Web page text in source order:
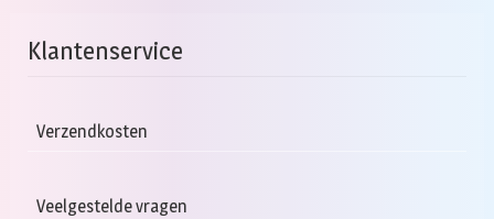
Klantenservice
Verzendkosten
Veelgestelde vragen